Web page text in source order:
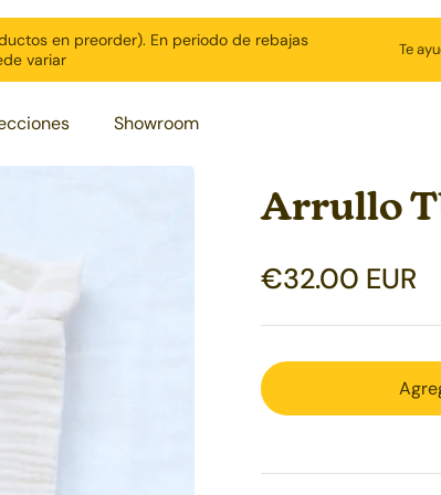
en preorder). En periodo de rebajas
variar
Te
Showroom
Arrullo
€32.00 EUR